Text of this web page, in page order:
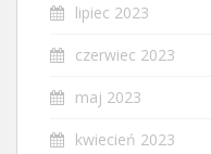
lipiec 2023
czerwiec 2023
maj 2023
kwiecień 2023